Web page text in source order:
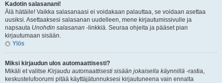
Kadotin salasanani!
Älä hätäile! Vaikka salasanaasi ei voidakaan palauttaa, se voidaan asettaa
uusiksi. Asettaaksesi salasanan uudelleen, mene kirjautumissivulle ja
napsauta Unohdin salasanan -linkkiä. Seuraa ohjeita ja pääset pian
kirjautumaan sisään.
Ylös
Miksi kirjaudun ulos automaattisesti?
Mikäli et valitse Kirjaudu automaattisesti sisään jokaisella käynnillä -rastia,
keskustelufoorumi pitää käyttäjätunnuksesi kirjautuneena vain ennalta